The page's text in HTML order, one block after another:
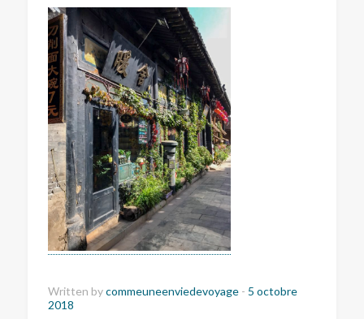
Written bycommeuneenviedevoyage - 5 octobre
2018